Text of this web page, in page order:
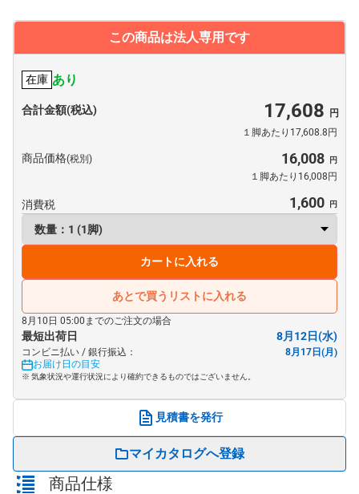
この商品は法人専用です
在庫 あり
合計金額(税込) 17,608
１脚あたり17,608.8円
商品価格(税別) 16,008
１脚あたり16,008円
消費税 1,600
カートに入れる
あとで買うリストに入れる
8月10日 05:00までのご注文の場合
最短出荷日 8月12日(水)
コンビニ払い / 銀行振込：
8月17日(月)
お届け日の目安
※ 気象状況や運行状況により確約できるものではございません。
見積書を発行
マイカタログへ登録
商品仕様